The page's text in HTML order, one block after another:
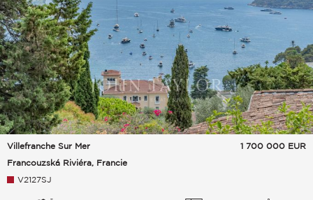
Villefranche Sur Mer
Francouzská Riviéra, Francie
1 700 000 EUR
V2127SJ